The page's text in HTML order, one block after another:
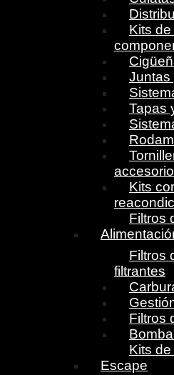
Kits
Juntas
Tapas
Kits
Filtros
Filtros
filtrantes
Filtros
Kits
Escape